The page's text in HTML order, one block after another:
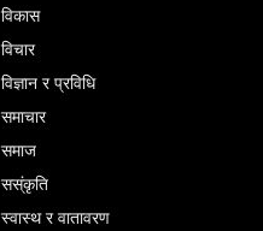
विकास
विचार
विज्ञान र प्रविधि
समाचार
समाज
सस्ंकृति
स्वास्थ र वातावरण